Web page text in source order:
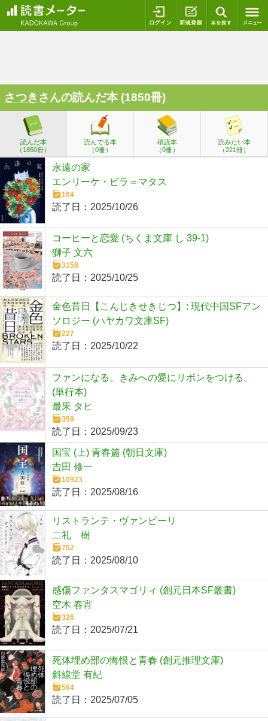
ログイン 新規登録
さつき さんの読んだ本 (1850冊)
読んだ本
（1850冊）
読んでる本
（0冊）
積読本
（0冊）
読みたい本
（221冊）
永遠の家
エンリーケ・ビラ＝マタス
164
読了日： 2025/10/26
コーヒーと恋愛 (ちくま文庫 し 39-1)
獅子 文六
3158
読了日： 2025/10/25
金色昔日【こんじきせきじつ】: 現代中国SFアン
ソロジー (ハヤカワ文庫SF)
227
読了日： 2025/10/22
ファンになる。きみへの愛にリボンをつける。
(単行本)
最果 タヒ
359
読了日： 2025/09/23
国宝 (上) 青春篇 (朝日文庫)
吉田 修一
10923
読了日： 2025/08/16
リストランテ・ヴァンピーリ
二礼 樹
752
読了日： 2025/08/10
感傷ファンタスマゴリィ (創元日本SF叢書)
空木 春宵
326
読了日： 2025/07/21
死体埋め部の悔恨と青春 (創元推理文庫)
斜線堂 有紀
564
読了日： 2025/07/05